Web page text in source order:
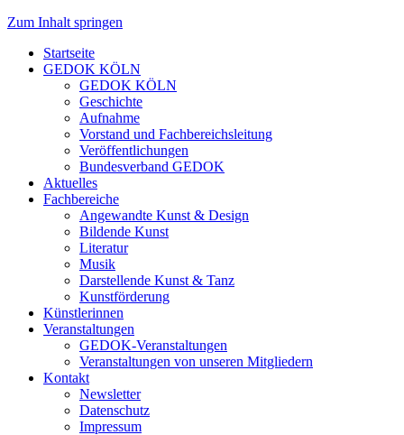
Zum Inhalt springen
Startseite
GEDOK KÖLN
GEDOK KÖLN
Geschichte
Aufnahme
Vorstand und Fachbereichsleitung
Veröffentlichungen
Bundesverband GEDOK
Aktuelles
Fachbereiche
Angewandte Kunst & Design
Bildende Kunst
Literatur
Musik
Darstellende Kunst & Tanz
Kunstförderung
Künstlerinnen
Veranstaltungen
GEDOK-Veranstaltungen
Veranstaltungen von unseren Mitgliedern
Kontakt
Newsletter
Datenschutz
Impressum